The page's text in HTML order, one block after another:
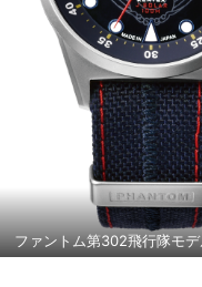
ファントム第302飛行隊モ